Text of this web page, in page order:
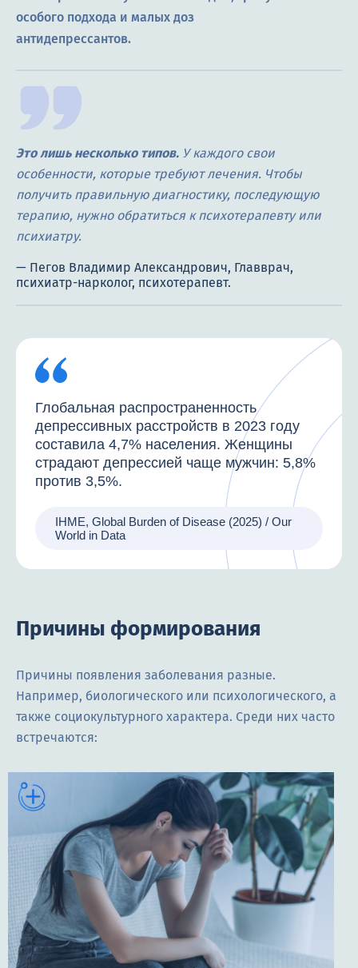
особого подхода и малых доз
антидепрессантов.
Это лишь несколько типов. У каждого свои
особенности, которые требуют лечения. Чтобы
получить правильную диагностику, последующую
терапию, нужно обратиться к психотерапевту или
психиатру.
Глобальная распространенность
депрессивных расстройств в 2023 году
составила 4,7% населения. Женщины
страдают депрессией чаще мужчин: 5,8%
против 3,5%.
IHME, Global Burden of Disease (2025) / Our
World in Data
Причины формирования
Причины появления заболевания разные.
Например, биологического или психологического, а
также социокультурного характера. Среди них часто
встречаются: